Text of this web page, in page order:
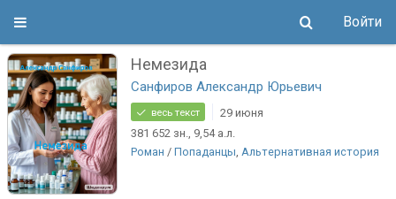
Войти
Немезида
Санфиров Александр Юрьевич
весь текст
29 июня
381 652 зн., 9,54 а.л.
Роман / Попаданцы, Альтернативная история